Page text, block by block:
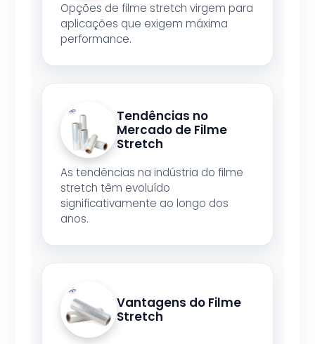
Opções de filme stretch virgem para
aplicações que exigem máxima
performance.
Tendências no
Mercado de Filme
Stretch
As tendências na indústria do filme
stretch têm evoluído
significativamente ao longo dos
anos.
Vantagens do Filme
Stretch